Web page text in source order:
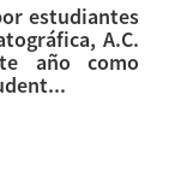
estudiantes
A.C.
año como